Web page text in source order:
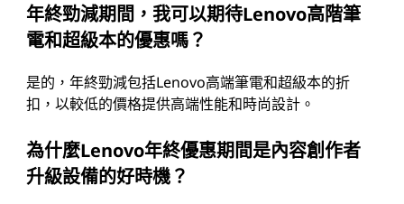
年終勁減期間，我可以期待Lenovo高階筆
電和超級本的優惠嗎？
是的，年終勁減包括Lenovo高端筆電和超級本的折
扣，以較低的價格提供高端性能和時尚設計。
為什麼Lenovo年終優惠期間是內容創作者
升級設備的好時機？